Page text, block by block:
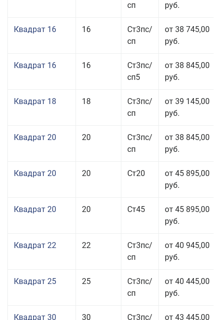
сп
руб.
Квадрат 16 16
Ст3пс/
сп
от 38 745,00
руб.
Квадрат 16 16
Ст3пс/
сп5
от 38 845,00
руб.
Квадрат 18 18
Ст3пс/
сп
от 39 145,00
руб.
Квадрат 20 20
Ст3пс/
сп
от 38 845,00
руб.
Квадрат 20 20 Ст20
от 45 895,00
руб.
Квадрат 20 20 Ст45
от 45 895,00
руб.
Квадрат 22 22
Ст3пс/
сп
от 40 945,00
руб.
Квадрат 25 25
Ст3пс/
сп
от 40 445,00
руб.
Квадрат 30 30 Ст3пс/ от 43 445,00